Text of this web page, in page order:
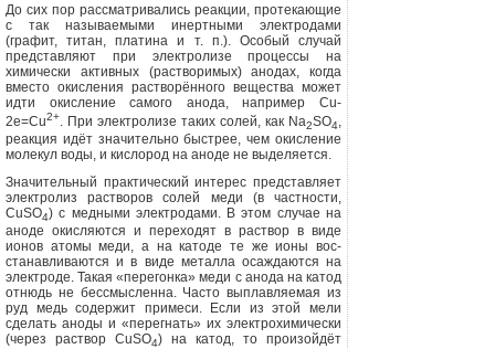
До сих пор рассматривались реакции, протекающие
с так называемыми инертны­ми электродами
(графит, титан, платина и т. п.). Особый случай
представляют при электролизе процессы на
химически актив­ных (растворимых) анодах, когда
вместо окисления растворённого вещества может
идти окисление самого анода, например Cu-
2е=Cu2+ . При электролизе таких со­лей, как Na2SO4
реакция идёт значитель­но быстрее, чем окисление
молекул воды, и кислород на аноде не выделяется.
Значительный практический интерес представляет
электролиз растворов солей меди (в частности,
CuSO4)с медными элек­тродами. В этом случае на
аноде окисля­ются и переходят в раствор в виде
ионов атомы меди, а на катоде те же ионы вос­
станавливаются и в виде металла осаж­даются на
электроде. Такая «перегонка» меди с анода на катод
отнюдь не бессмыс­ленна. Часто выплавляемая из
руд медь со­держит примеси. Если из этой мели
сделать аноды и «перегнать» их электрохимически
(через раствор CuSO4) на катод, то про­изойдёт